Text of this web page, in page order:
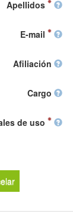
Apellidos
E-mail
Afiliación
Cargo
de uso